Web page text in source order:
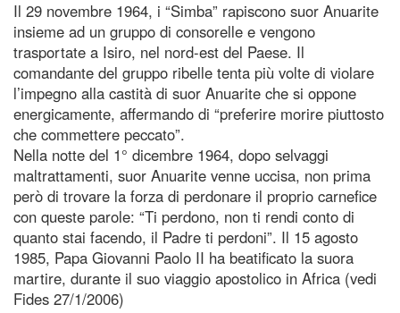
Il 29 novembre 1964, i “Simba” rapiscono suor Anuarite
insieme ad un gruppo di consorelle e vengono
trasportate a Isiro, nel nord-est del Paese. Il
comandante del gruppo ribelle tenta più volte di violare
l’impegno alla castità di suor Anuarite che si oppone
energicamente, affermando di “preferire morire piuttosto
che commettere peccato”.
Nella notte del 1° dicembre 1964, dopo selvaggi
maltrattamenti, suor Anuarite venne uccisa, non prima
però di trovare la forza di perdonare il proprio carnefice
con queste parole: “Ti perdono, non ti rendi conto di
quanto stai facendo, il Padre ti perdoni”. Il 15 agosto
1985, Papa Giovanni Paolo II ha beatificato la suora
martire, durante il suo viaggio apostolico in Africa (vedi
Fides 27/1/2006)